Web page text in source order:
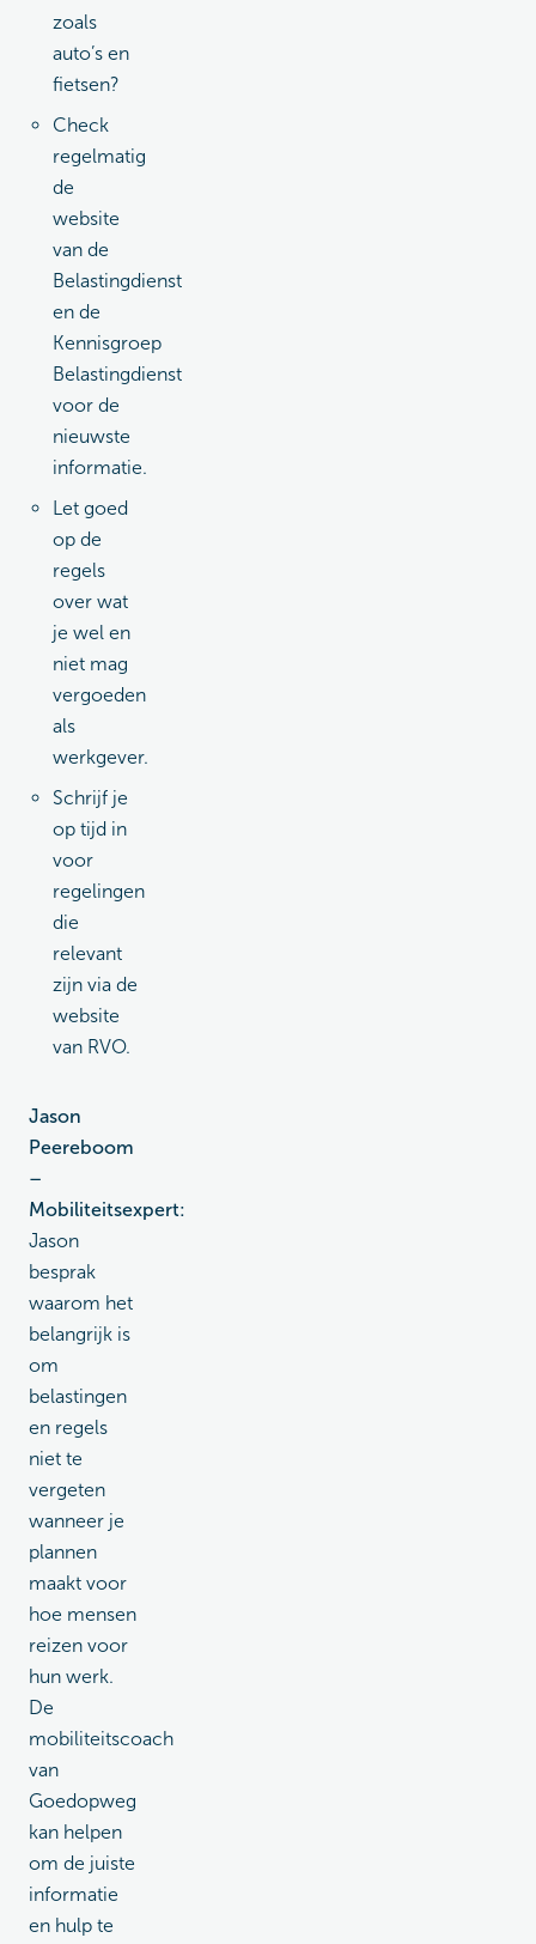
zoals
auto’s en
fietsen?
Check
regelmatig
de
website
van de
Belastingdienst
en de
Kennisgroep
Belastingdienst
voor de
nieuwste
informatie.
Let goed
op de
regels
over wat
je wel en
niet mag
vergoeden
als
werkgever.
Schrijf je
op tijd in
voor
regelingen
die
relevant
zijn via de
website
van RVO.
Jason
Peereboom
–
Mobiliteitsexpert:
Jason
besprak
waarom het
belangrijk is
om
belastingen
en regels
niet te
vergeten
wanneer je
plannen
maakt voor
hoe mensen
reizen voor
hun werk.
De
mobiliteitscoach
van
Goedopweg
kan helpen
om de juiste
informatie
en hulp te